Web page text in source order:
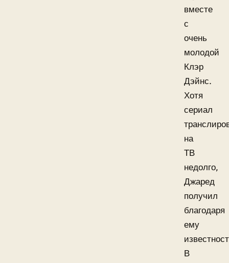
вместе
с
очень
молодой
Клэр
Дэйнс.
Хотя
сериал
на
ТВ
недолго,
Джаред
получил
благодаря
ему
В